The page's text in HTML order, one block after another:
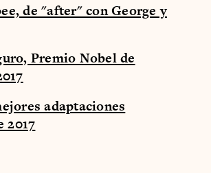
de "after" con George y
Premio Nobel de
adaptaciones
2017